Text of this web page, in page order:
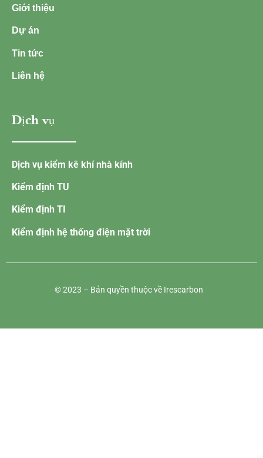
Giới thiệu
Dự án
Tin tức
Liên hệ
Dịch vụ
Dịch vụ kiểm kê khí nhà kính
Kiểm định TU
Kiểm định TI
Kiểm định hệ thống điện mặt trời
© 2023 – Bản quyền thuộc về Irescarbon